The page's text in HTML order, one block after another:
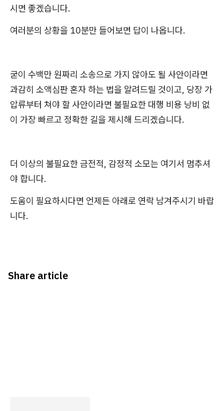
시면 좋겠습니다.
여러분의 상황을 10분만 들어보면 답이 나옵니다.
굳이 수백만 원짜리 소송으로 가지 않아도 될 사안이라면
과감히 소액심판 혼자 하는 법을 알려드릴 것이고, 당장 가
압류부터 쳐야 할 사안이라면 불필요한 대행 비용 낭비 없
이 가장 빠르고 정확한 길을 제시해 드리겠습니다.
더 이상의 불필요한 금전적, 감정적 소모는 여기서 멈추셔
야 합니다.
도움이 필요하시다면 언제든 아래로 연락 남겨주시기 바랍
니다.
Share article